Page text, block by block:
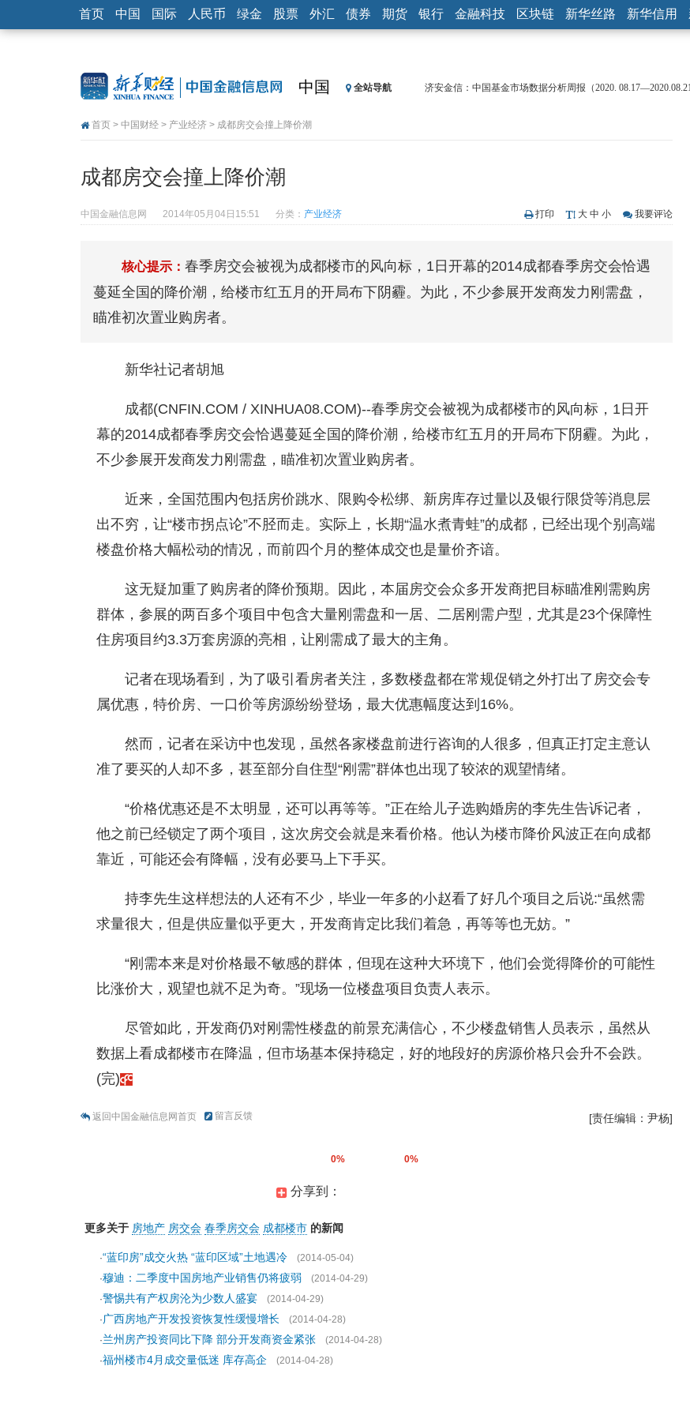
首页 中国 国际 人民币 绿金 股票 外汇 债券 期货 银行 金融科技 区块链 新华丝路 新华信用
中国 全站导航
【见·闻】疫情下，新加坡旅游业步履维艰
济安金信：中国基金市场数据分析周报（2020.
基本面及股市双轮冲击 债市回调十年期债表现最弱
济安金信：中国基金市场数据分析周报（2020. 08.17—2020.08.21
首页 > 中国财经 > 产业经济 > 成都房交会撞上降价潮
成都房交会撞上降价潮
中国金融信息网 2014年05月04日15:51 分类： 产业经济 打印 大 中 小 我要评论
核心提示： 春季房交会被视为成都楼市的风向标，1日开幕的2014成都春季房交会恰遇
蔓延全国的降价潮，给楼市红五月的开局布下阴霾。为此，不少参展开发商发力刚需盘，
瞄准初次置业购房者。
新华社记者胡旭
成都(CNFIN.COM / XINHUA08.COM)--春季房交会被视为成都楼市的风向标，1日开
幕的2014成都春季房交会恰遇蔓延全国的降价潮，给楼市红五月的开局布下阴霾。为此，
不少参展开发商发力刚需盘，瞄准初次置业购房者。
近来，全国范围内包括房价跳水、限购令松绑、新房库存过量以及银行限贷等消息层
出不穷，让“楼市拐点论”不胫而走。实际上，长期“温水煮青蛙”的成都，已经出现个别高端
楼盘价格大幅松动的情况，而前四个月的整体成交也是量价齐谙。
这无疑加重了购房者的降价预期。因此，本届房交会众多开发商把目标瞄准刚需购房
群体，参展的两百多个项目中包含大量刚需盘和一居、二居刚需户型，尤其是23个保障性
住房项目约3.3万套房源的亮相，让刚需成了最大的主角。
记者在现场看到，为了吸引看房者关注，多数楼盘都在常规促销之外打出了房交会专
属优惠，特价房、一口价等房源纷纷登场，最大优惠幅度达到16%。
然而，记者在采访中也发现，虽然各家楼盘前进行咨询的人很多，但真正打定主意认
准了要买的人却不多，甚至部分自住型“刚需”群体也出现了较浓的观望情绪。
“价格优惠还是不太明显，还可以再等等。”正在给儿子选购婚房的李先生告诉记者，
他之前已经锁定了两个项目，这次房交会就是来看价格。他认为楼市降价风波正在向成都
靠近，可能还会有降幅，没有必要马上下手买。
持李先生这样想法的人还有不少，毕业一年多的小赵看了好几个项目之后说:“虽然需
求量很大，但是供应量似乎更大，开发商肯定比我们着急，再等等也无妨。”
“刚需本来是对价格最不敏感的群体，但现在这种大环境下，他们会觉得降价的可能性
比涨价大，观望也就不足为奇。”现场一位楼盘项目负责人表示。
尽管如此，开发商仍对刚需性楼盘的前景充满信心，不少楼盘销售人员表示，虽然从
数据上看成都楼市在降温，但市场基本保持稳定，好的地段好的房源价格只会升不会跌。
(完)
返回中国金融信息网首页 留言反馈 [责任编辑：尹杨]
0% 0%
分享到：
更多关于 房地产 房交会 春季房交会 成都楼市 的新闻
·“蓝印房”成交火热 “蓝印区域”土地遇冷
(2014-05-04)
·穆迪：二季度中国房地产业销售仍将疲弱
(2014-04-29)
·警惕共有产权房沦为少数人盛宴
(2014-04-29)
· 广西房地产开发投资恢复性缓慢增长
(2014-04-28)
·兰州房产投资同比下降 部分开发商资金紧张
(2014-04-28)
·福州楼市4月成交量低迷 库存高企 (2014-04-28)